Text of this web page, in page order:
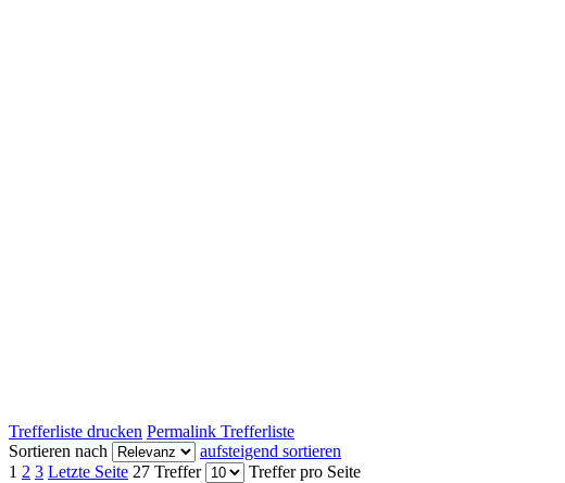
Trefferliste drucken Permalink Trefferliste
Sortieren nach
aufsteigend sortieren
1 2 3 Letzte Seite 27 Treffer Treffer pro Seite